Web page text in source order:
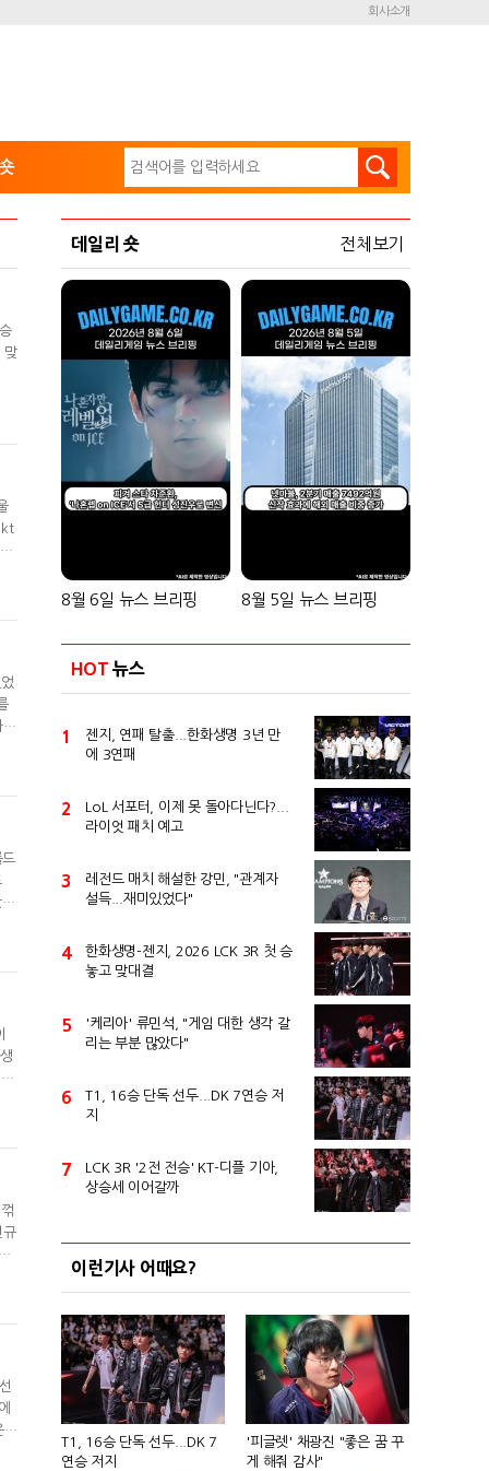
회사소개
맞
kt
훈
드
규
행
데일리 숏 전체보기
8월 6일 뉴스 브리핑 8월 5일 뉴스 브리핑
HOT 뉴스
1
젠지, 연패 탈출...한화생명 3년 만
에 3연패
2
LoL 서포터, 이제 못 돌아다닌다?...
라이엇 패치 예고
3
레전드 매치 해설한 강민, "관계자
설득...재미있었다"
4
한화생명-젠지, 2026 LCK 3R 첫 승
놓고 맞대결
5
'케리아' 류민석, "게임 대한 생각 갈
리는 부분 많았다"
6
T1, 16승 단독 선두...DK 7연승 저
지
7
LCK 3R '2전 전승' KT-디플 기아,
상승세 이어갈까
이런기사 어때요?
T1, 16승 단독 선두...DK 7
연승 저지
'피글렛' 채광진 "좋은 꿈 꾸
게 해줘 감사"